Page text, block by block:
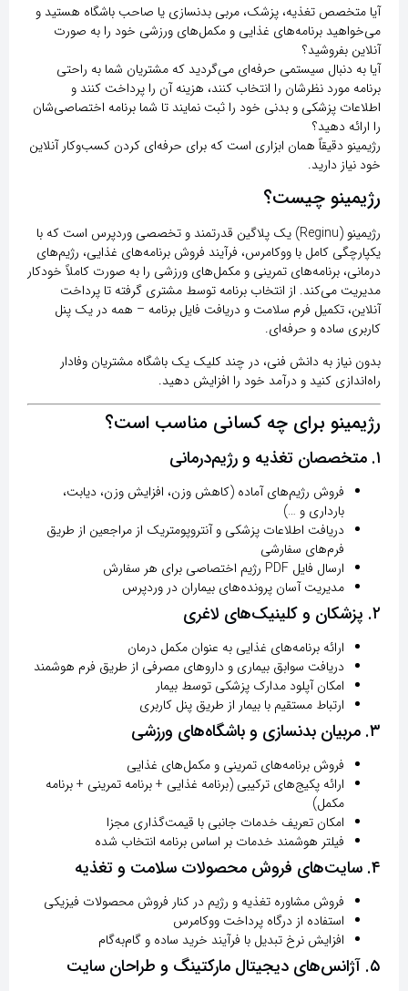
آیا متخصص تغذیه، پزشک، مربی بدنسازی یا صاحب باشگاه هستید و
می‌خواهید برنامه‌های غذایی و مکمل‌های ورزشی خود را به صورت
آنلاین بفروشید؟
آیا به دنبال سیستمی حرفه‌ای می‌گردید که مشتریان شما به راحتی
برنامه مورد نظرشان را انتخاب کنند، هزینه آن را پرداخت کنند و
اطلاعات پزشکی و بدنی خود را ثبت نمایند تا شما برنامه اختصاصی‌شان
را ارائه دهید؟
رژیمینو دقیقاً همان ابزاری است که برای حرفه‌ای کردن کسب‌وکار آنلاین
خود نیاز دارید.
رژیمینو چیست؟
رژیمینو (Reginu)
یک پلاگین قدرتمند و تخصصی وردپرس است که با
یکپارچگی کامل با ووکامرس، فرآیند فروش برنامه‌های غذایی، رژیم‌های
درمانی، برنامه‌های تمرینی و مکمل‌های ورزشی را به صورت کاملاً خودکار
مدیریت می‌کند. از انتخاب برنامه توسط مشتری گرفته تا پرداخت
آنلاین، تکمیل فرم سلامت و دریافت فایل برنامه – همه در یک پنل
کاربری ساده و حرفه‌ای.
بدون نیاز به دانش فنی، در چند کلیک یک باشگاه مشتریان وفادار
راه‌اندازی کنید و درآمد خود را افزایش دهید.
رژیمینو برای چه کسانی مناسب است؟
۱. متخصصان تغذیه و رژیم‌درمانی
فروش رژیم‌های آماده (کاهش وزن، افزایش وزن، دیابت،
بارداری و …)
دریافت اطلاعات پزشکی و آنتروپومتریک از مراجعین از طریق
فرم‌های سفارشی
ارسال فایل PDF رژیم اختصاصی برای هر سفارش
مدیریت آسان پرونده‌های بیماران در وردپرس
۲. پزشکان و کلینیک‌های لاغری
ارائه برنامه‌های غذایی به عنوان مکمل درمان
دریافت سوابق بیماری و داروهای مصرفی از طریق فرم هوشمند
امکان آپلود مدارک پزشکی توسط بیمار
ارتباط مستقیم با بیمار از طریق پنل کاربری
۳. مربیان بدنسازی و باشگاه‌های ورزشی
فروش برنامه‌های تمرینی و مکمل‌های غذایی
ارائه پکیج‌های ترکیبی (برنامه غذایی + برنامه تمرینی + برنامه
مکمل)
امکان تعریف خدمات جانبی با قیمت‌گذاری مجزا
فیلتر هوشمند خدمات بر اساس برنامه انتخاب شده
۴. سایت‌های فروش محصولات سلامت و تغذیه
فروش مشاوره تغذیه و رژیم در کنار فروش محصولات فیزیکی
استفاده از درگاه پرداخت ووکامرس
افزایش نرخ تبدیل با فرآیند خرید ساده و گام‌به‌گام
۵. آژانس‌های دیجیتال مارکتینگ و طراحان سایت